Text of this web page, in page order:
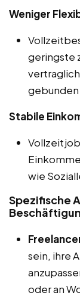
Weniger
geringste
gebunden
Stabile
wie
Spezifische
sein, ihre
oder an